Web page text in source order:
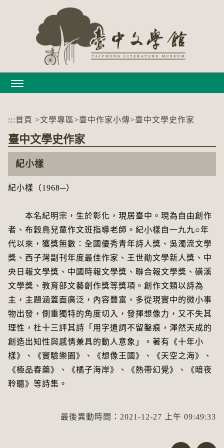
:::首頁 >文學專區>臺中作家小傳>臺中文學史作家
臺中文學史作家
紀小樣
紀小樣（1968─）
本名紀明宗，生於彰化，現居臺中。現為自由創作
者、布穀鳥兒童作文班指導老師。紀小樣自一九九○年
代以來，獲獎無數：全國優秀青年詩人獎、吳濁流文學
獎、西子灣副刊年度最佳作家、王世勛文學新人獎、中
央日報文學獎、中國時報文學獎、聯合報文學獎、磺溪
文學獎、教育部文藝創作獎等獎項。創作文類以詩為
主，主題涵蓋面廣泛，內容豐富，多從現實中的微小事
物出發，側重獨特的角度切入，發揮想像力，又不失其
理性，杜十三評其詩「用字遣詞不留鑿痕，渾然天成的
創造出知性與感情兼具的動人意象」。著有《十年小
樣》、《實驗樂園》、《想像王國》、《天空之海》、
《極品春藥》、《橘子海岸》、《熱帶幻覺》、《暗夜
聆聽》等詩集。
最後異動時間：2021-12-27 上午 09:49:33